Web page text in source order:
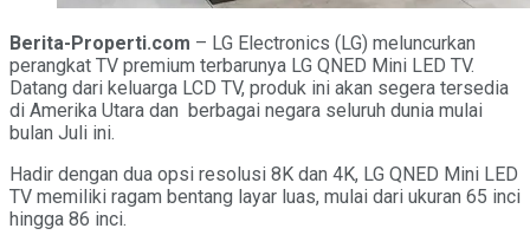
Berita-Properti.com – LG Electronics (LG) meluncurkan
perangkat TV premium terbarunya LG QNED Mini LED TV.
Datang dari keluarga LCD TV, produk ini akan segera tersedia
di Amerika Utara dan berbagai negara seluruh dunia mulai
bulan Juli ini.
Hadir dengan dua opsi resolusi 8K dan 4K, LG QNED Mini LED
TV memiliki ragam bentang layar luas, mulai dari ukuran 65 inci
hingga 86 inci.